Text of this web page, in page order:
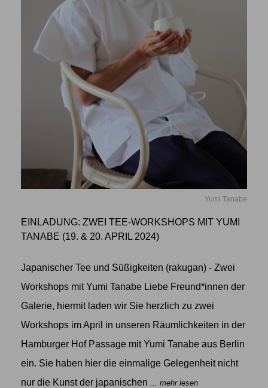
Yumi Tanabe
EINLADUNG: ZWEI TEE-WORKSHOPS MIT YUMI
TANABE (19. & 20. APRIL 2024)
Japanischer Tee und Süßigkeiten (rakugan) - Zwei
Workshops mit Yumi Tanabe Liebe Freund*innen der
Galerie, hiermit laden wir Sie herzlich zu zwei
Workshops im April in unseren Räumlichkeiten in der
Hamburger Hof Passage mit Yumi Tanabe aus Berlin
ein. Sie haben hier die einmalige Gelegenheit nicht
nur die Kunst der japanischen
... mehr lesen